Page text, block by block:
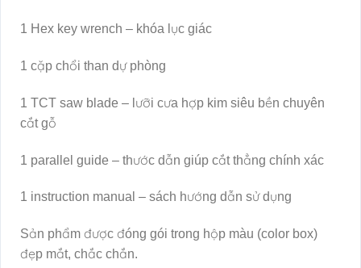
1 Hex key wrench – khóa lục giác
1 cặp chổi than dự phòng
1 TCT saw blade – lưỡi cưa hợp kim siêu bền chuyên
cắt gỗ
1 parallel guide – thước dẫn giúp cắt thẳng chính xác
1 instruction manual – sách hướng dẫn sử dụng
Sản phẩm được đóng gói trong hộp màu (color box)
đẹp mắt, chắc chắn.